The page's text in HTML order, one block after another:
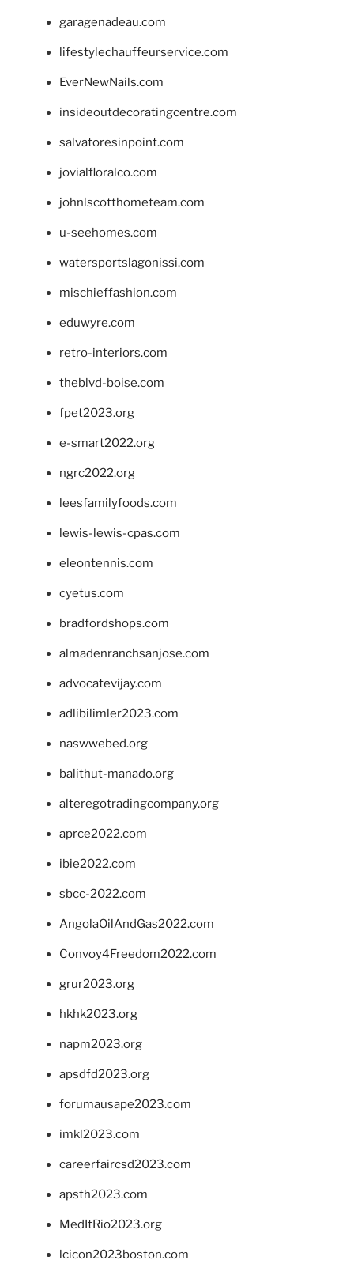
garagenadeau.com
lifestylechauffeurservice.com
EverNewNails.com
insideoutdecoratingcentre.com
salvatoresinpoint.com
jovialfloralco.com
johnlscotthometeam.com
u-seehomes.com
watersportslagonissi.com
mischieffashion.com
eduwyre.com
retro-interiors.com
theblvd-boise.com
fpet2023.org
e-smart2022.org
ngrc2022.org
leesfamilyfoods.com
lewis-lewis-cpas.com
eleontennis.com
cyetus.com
bradfordshops.com
almadenranchsanjose.com
advocatevijay.com
adlibilimler2023.com
naswwebed.org
balithut-manado.org
alteregotradingcompany.org
aprce2022.com
ibie2022.com
sbcc-2022.com
AngolaOilAndGas2022.com
Convoy4Freedom2022.com
grur2023.org
hkhk2023.org
napm2023.org
apsdfd2023.org
forumausape2023.com
imkl2023.com
careerfaircsd2023.com
apsth2023.com
MedItRio2023.org
lcicon2023boston.com